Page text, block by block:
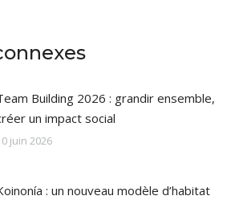
Building 2026 : grandir ensemble,
un impact social
juin 2026
: un nouveau modèle d’habitat